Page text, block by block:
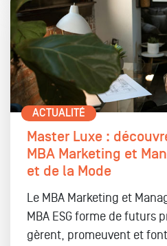
ACTUALITÉ
Master Luxe :
MBA Marketing et
et de la Mode
Le MBA Marketing et
MBA ESG forme de futurs
gèrent, promeuvent et